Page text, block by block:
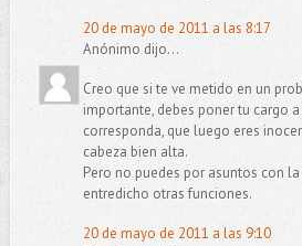
20 de mayo de 2011 a las 8:17
Anónimo dijo...
Creo que si te ve metido en un
importante, debes poner tu cargo
corresponda, que luego eres
cabeza bien alta.
Pero no puedes por asuntos con
entredicho otras funciones.
20 de mayo de 2011 a las 9:10